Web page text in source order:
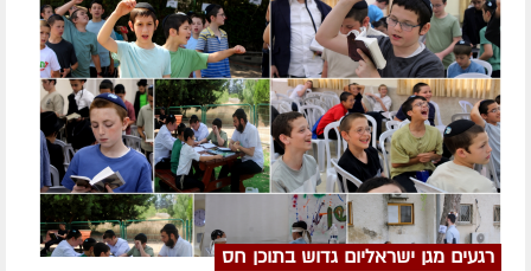
רגעים מגן ישראליום גדוש בתוכן חס